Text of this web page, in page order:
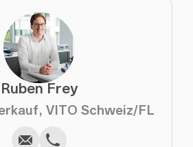
Ruben Frey
VITO Schweiz/FL
Kopieren
Anrufen Kopieren